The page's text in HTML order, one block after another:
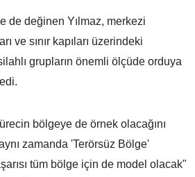
de değinen Yılmaz, merkezi
ve sınır kapıları üzerindeki
silahlı grupların önemli ölçüde orduya
bölgeye de örnek olacağını
zamanda 'Terörsüz Bölge'
tüm bölge için de model olacak"